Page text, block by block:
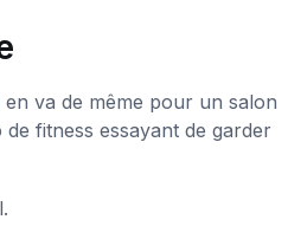
va de même pour un salon
fitness essayant de garder